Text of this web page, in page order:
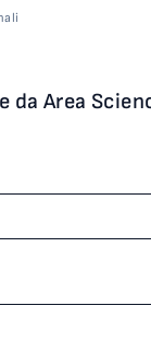
da Area